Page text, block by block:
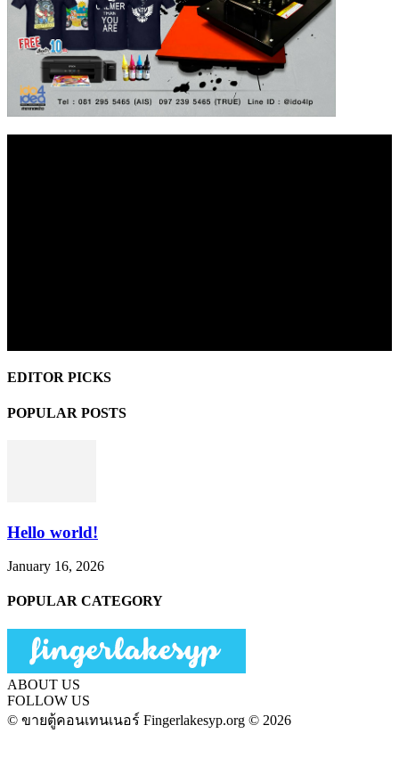
EDITOR PICKS
POPULAR POSTS
Hello world!
January 16, 2026
POPULAR CATEGORY
ABOUT US
FOLLOW US
© ขายตู้คอนเทนเนอร์ Fingerlakesyp.org © 2026